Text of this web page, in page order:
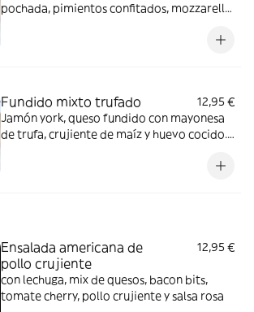
pochada, pimientos confitados, mozzarella,
maíz. Acompañado de pétalos de patatas
Fundido mixto trufado
12,95 €
Jamón york, queso fundido con mayonesa
de trufa, crujiente de maíz y huevo cocido.
Ensalada americana de
pollo crujiente
12,95 €
con lechuga, mix de quesos, bacon bits,
tomate cherry, pollo crujiente y salsa rosa